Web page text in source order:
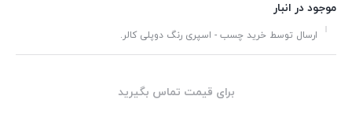
موجود در انبار
ارسال توسط خرید چسب - اسپری رنگ دوپلی کالر.
برای قیمت تماس بگیرید